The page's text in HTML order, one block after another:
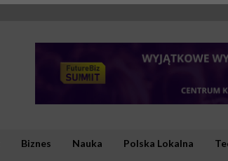
Biznes Nauka Polska Lokalna